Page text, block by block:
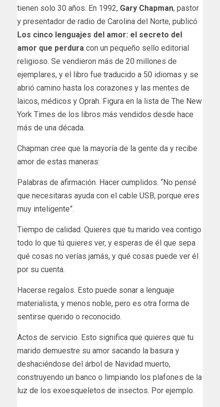
tienen solo 30 años. En 1992, Gary Chapman, pastor
y presentador de radio de Carolina del Norte, publicó
Los cinco lenguajes del amor: el secreto del
amor que perdura con un pequeño sello editorial
religioso. Se vendieron más de 20 millones de
ejemplares, y el libro fue traducido a 50 idiomas y se
abrió camino hasta los corazones y las mentes de
laicos, médicos y Oprah. Figura en la lista de The New
York Times de los libros más vendidos desde hace
más de una década.
Chapman cree que la mayoría de la gente da y recibe
amor de estas maneras:
Palabras de afirmación. Hacer cumplidos. “No pensé
que necesitaras ayuda con el cable USB, porque eres
muy inteligente”.
Tiempo de calidad. Quieres que tu marido vea contigo
todo lo que tú quieres ver, y esperas de él que sepa
qué cosas no verías jamás, y qué cosas puede ver él
por su cuenta.
Hacerse regalos. Esto puede sonar a lenguaje
materialista, y menos noble, pero es otra forma de
sentirse querido o reconocido.
Actos de servicio. Esto significa que quieres que tu
marido demuestre su amor sacando la basura y
deshaciéndose del árbol de Navidad muerto,
construyendo un banco o limpiando los plafones de la
luz de los exoesqueletos de insectos. Por ejemplo.